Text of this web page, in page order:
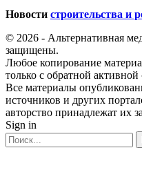
Новости строительства и
© 2026 - Альтернативная
защищены.
Любое копирование
только с обратной
Все материалы
источников и других
авторство принадлежат их
Sign in